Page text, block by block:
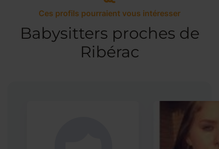
Ces profils pourraient vous intéresser
Babysitters proches de
Ribérac